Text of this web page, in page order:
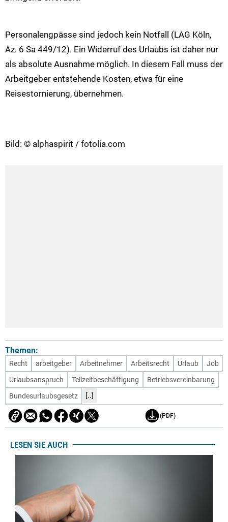
Personalengpässe sind jedoch kein Notfall (LAG Köln,
Az. 6 Sa 449/12). Ein Widerruf des Urlaubs ist daher nur
als absolute Ausnahme möglich. In diesem Fall muss der
Arbeitgeber entstehende Kosten, etwa für eine
Reisestornierung, übernehmen.
Bild: © alphaspirit / fotolia.com
Themen:
Recht arbeitgeber Arbeitnehmer Arbeitsrecht Urlaub
Job
Urlaubsanspruch
Teilzeitbeschäftigung
Betriebsvereinbarung
Bundesurlaubsgesetz
[..]
(PDF)
LESEN SIE AUCH